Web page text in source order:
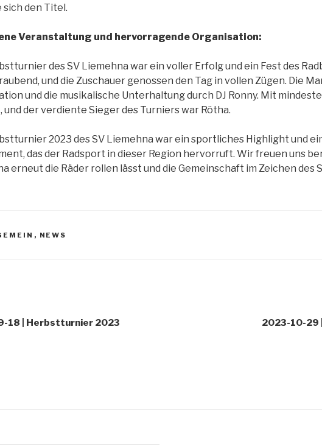
den Titel.
Veranstaltung und hervorragende Organisation:
des SV Liemehna war ein voller Erfolg und ein Fest des
und die Zuschauer genossen den Tag in vollen Zügen. Die
und die musikalische Unterhaltung durch DJ Ronny. Mit
und der verdiente Sieger des Turniers war Rötha.
2023 des SV Liemehna war ein sportliches Highlight und
das der Radsport in dieser Region hervorruft. Wir freuen uns
erneut die Räder rollen lässt und die Gemeinschaft im Zeichen des
, NEWS
18 | Herbstturnier 2023
2023-10-29